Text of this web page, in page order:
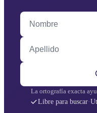
Nombre
Apellido
La ortografía exacta
Libre para buscar·